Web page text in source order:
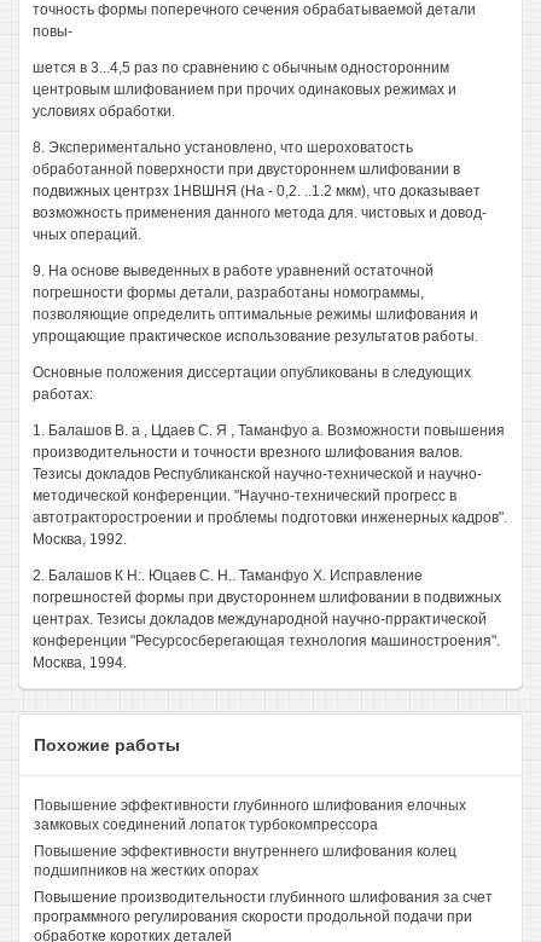
точность формы поперечного сечения обрабатываемой детали
повы-
шется в 3...4,5 раз по сравнению с обычным односторонним
центровым шлифованием при прочих одинаковых режимах и
условиях обработки.
8. Экспериментально установлено, что шероховатость
обработанной поверхности при двустороннем шлифовании в
подвижных центрзх 1НВШНЯ (На - 0,2. ..1.2 мкм), что доказывает
возможность применения данного метода для. чистовых и довод-
чных операций.
9. На основе выведенных в работе уравнений остаточной
погрешности формы детали, разработаны номограммы,
позволяющие определить оптимальные режимы шлифования и
упрощающие практическое использование результатов работы.
Основные положения диссертации опубликованы в следующих
работах:
1. Балашов В. а , Цдаев С. Я , Таманфуо а. Возможности повышения
производительности и точности врезного шлифования валов.
Тезисы докладов Республиканской научно-технической и научно-
методической конференции. "Научно-технический прогресс в
автотракторостроении и проблемы подготовки инженерных кадров".
Москва, 1992.
2. Балашов К Н:. Юцаев С. Н.. Таманфуо X. Исправление
погрешностей формы при двустороннем шлифовании в подвижных
центрах. Тезисы докладов международной научно-пррактической
конференции "Ресурсосберегающая технология машиностроения".
Москва, 1994.
Похожие работы
Повышение эффективности глубинного шлифования елочных
замковых соединений лопаток турбокомпрессора
Повышение эффективности внутреннего шлифования колец
подшипников на жестких опорах
Повышение производительности глубинного шлифования за счет
программного регулирования скорости продольной подачи при
обработке коротких деталей